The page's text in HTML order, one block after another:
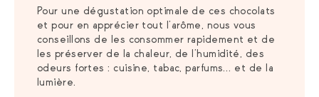
Pour une dégustation optimale de ces chocolats
et pour en apprécier tout l’arôme, nous vous
conseillons de les consommer rapidement et de
les préserver de la chaleur, de l’humidité, des
odeurs fortes : cuisine, tabac, parfums… et de la
lumière.